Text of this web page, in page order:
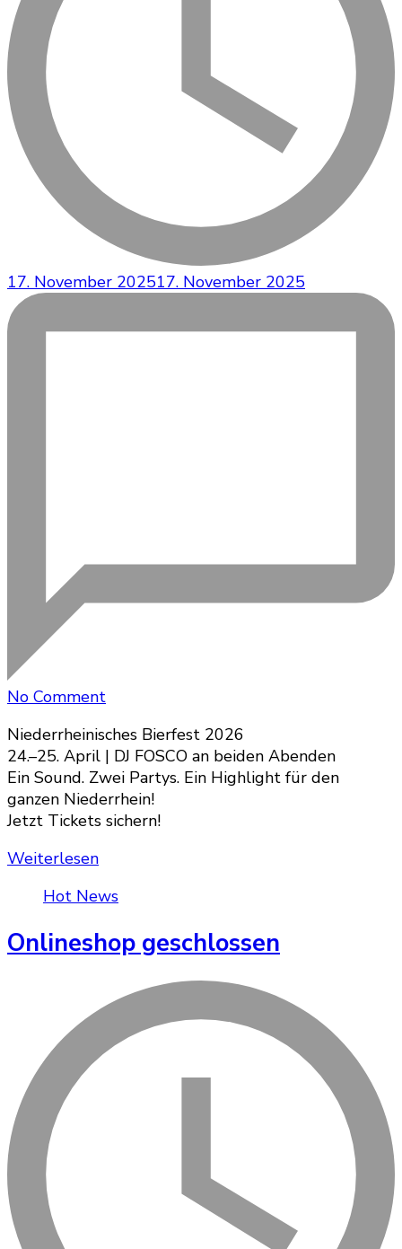
17. November 202517. November 2025
No Commenton
ab
Nikolaus
Niederrheinisches Bierfest 2026
24.–25. April | DJ FOSCO an beiden Abenden
Ein Sound. Zwei Partys. Ein Highlight für den
ganzen Niederrhein!
Jetzt Tickets sichern!
Weiterlesen
Hot News
Onlineshop geschlossen